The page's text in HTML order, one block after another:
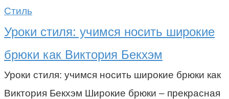
Стиль
Уроки стиля: учимся носить широкие
брюки как Виктория Бекхэм
Уроки стиля: учимся носить широкие брюки как
Виктория Бекхэм Широкие брюки – прекрасная